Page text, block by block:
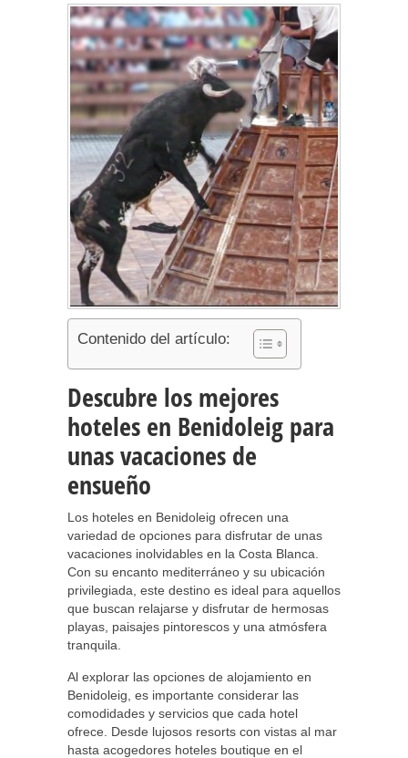
Contenido del artículo:
Descubre los mejores
hoteles en Benidoleig para
unas vacaciones de
ensueño
Los hoteles en Benidoleig ofrecen una
variedad de opciones para disfrutar de unas
vacaciones inolvidables en la Costa Blanca.
Con su encanto mediterráneo y su ubicación
privilegiada, este destino es ideal para aquellos
que buscan relajarse y disfrutar de hermosas
playas, paisajes pintorescos y una atmósfera
tranquila.
Al explorar las opciones de alojamiento en
Benidoleig, es importante considerar las
comodidades y servicios que cada hotel
ofrece. Desde lujosos resorts con vistas al mar
hasta acogedores hoteles boutique en el